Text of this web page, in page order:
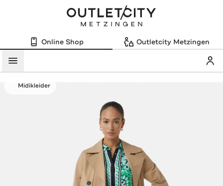
Online Shop Outletcity Metzingen
Menü
Midikleider